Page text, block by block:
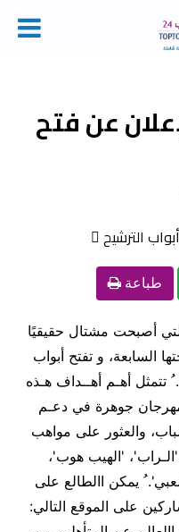
عن فتح
طباعة
أصبحت مشتال حقيقيًا
السابعة، و تفتح أبواب
.ُ تتمثل أهـم أهــداف هـذه
جوهرة في دعـم
والعثور على مواهب
'، 'الهيب هوب'،
'.ُ يمكن االطالع على
على الموقع التالي: